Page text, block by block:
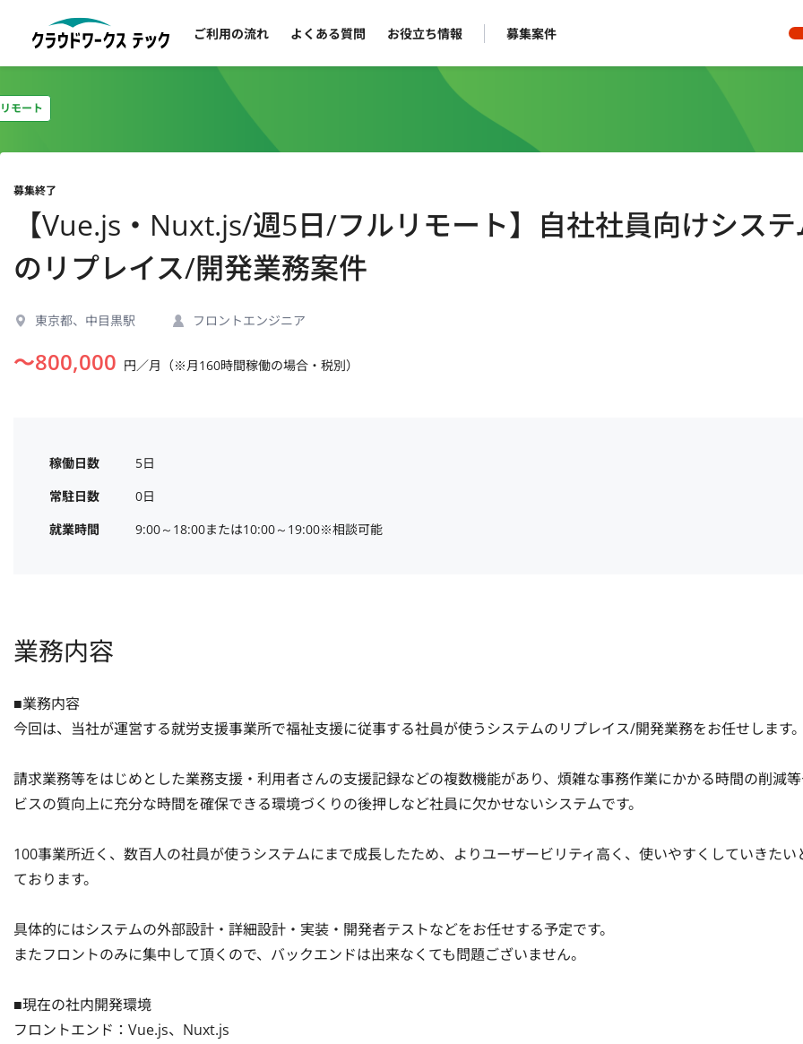
ご利用の流れ よくある質問 お役立ち情報 募集案件
モート
募集終了
【Vue.js・Nuxt.js/週5日/フルリモート】自社社員向けシステ
のリプレイス/開発業務案件
東京都、中目黒駅 フロントエンジニア
〜800,000 円／月（※月160時間稼働の場合・税別）
稼働日数
5日
常駐日数
0日
就業時間
9:00～18:00または10:00～19:00※相談可能
業務内容
■業務内容
今回は、当社が運営する就労支援事業所で福祉支援に従事する社員が使うシステムのリプレイス/開発業務をお任せします。
請求業務等をはじめとした業務支援・利用者さんの支援記録などの複数機能があり、煩雑な事務作業にかかる時間の削減
ビスの質向上に充分な時間を確保できる環境づくりの後押しなど社員に欠かせないシステムです。
100事業所近く、数百人の社員が使うシステムにまで成長したため、よりユーザービリティ高く、使いやすくしていきたい
ております。
具体的にはシステムの外部設計・詳細設計・実装・開発者テストなどをお任せする予定です。
またフロントのみに集中して頂くので、バックエンドは出来なくても問題ございません。
■現在の社内開発環境
フロントエンド：Vue.js、Nuxt.js